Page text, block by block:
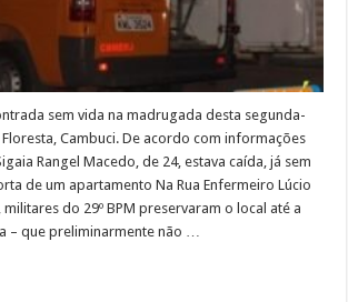
sem vida na madrugada desta segunda-
Cambuci. De acordo com informações
Rangel Macedo, de 24, estava caída, já sem
de um apartamento Na Rua Enfermeiro Lúcio
do 29º BPM preservaram o local até a
– que preliminarmente não …